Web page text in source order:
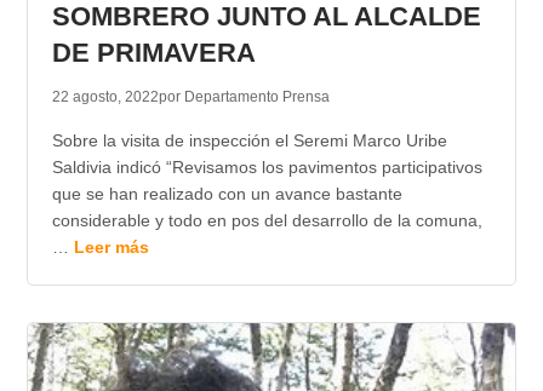
SOMBRERO JUNTO AL ALCALDE
DE PRIMAVERA
22 agosto, 2022por Departamento Prensa
Sobre la visita de inspección el Seremi Marco Uribe
Saldivia indicó “Revisamos los pavimentos participativos
que se han realizado con un avance bastante
considerable y todo en pos del desarrollo de la comuna,
… Leer más